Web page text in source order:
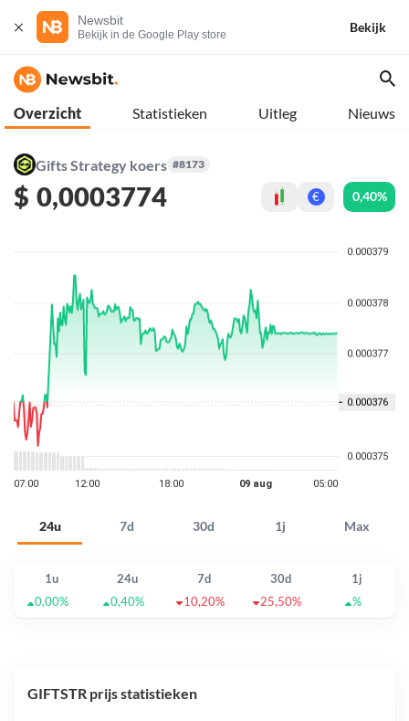
Newsbit
Bekijk in de Google Play store
Bekijk
Overzicht Statistieken Uitleg Nieuws
Gifts Strategy koers #8173
$ 0,0003774 € 0,40%
24u 7d 30d 1j Max
1u 24u 7d 30d
1j
0,00%
0,40% 10,20% 25,50% %
GIFTSTR prijs statistieken